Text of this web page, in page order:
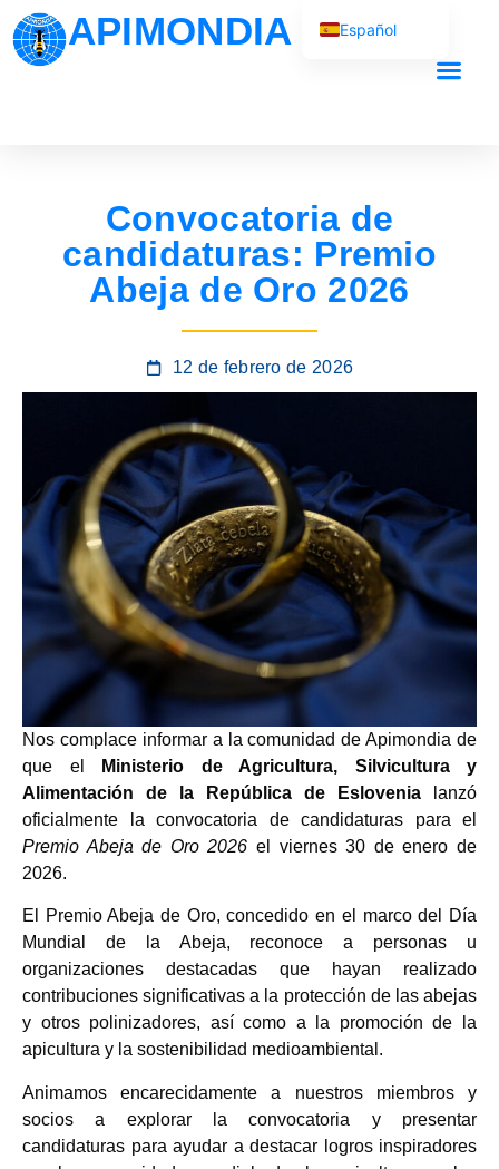
APIMONDIA
Convocatoria de
candidaturas: Premio
Abeja de Oro 2026
12 de febrero de 2026
Nos complace informar a la comunidad de Apimondia de
que el
Ministerio de Agricultura, Silvicultura y
Alimentación de la República de Eslovenia lanzó
oficialmente la convocatoria de candidaturas para el
Premio Abeja de Oro 2026 el viernes 30 de enero de
2026.
El Premio Abeja de Oro, concedido en el marco del Día
Mundial de la Abeja, reconoce a personas u
organizaciones destacadas que hayan realizado
contribuciones significativas a la protección de las abejas
y otros polinizadores, así como a la promoción de la
apicultura y la sostenibilidad medioambiental.
Animamos encarecidamente a nuestros miembros y
socios a explorar la convocatoria y presentar
candidaturas para ayudar a destacar logros inspiradores
Español
Русский